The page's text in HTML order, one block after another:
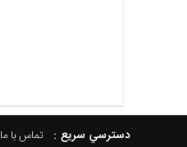
دسترسي سريع : تماس با ما